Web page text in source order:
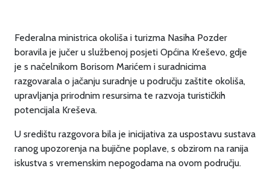
Federalna ministrica okoliša i turizma Nasiha Pozder
boravila je jučer u službenoj posjeti Općina Kreševo, gdje
je s načelnikom Borisom Marićem i suradnicima
razgovarala o jačanju suradnje u području zaštite okoliša,
upravljanja prirodnim resursima te razvoja turističkih
potencijala Kreševa.
U središtu razgovora bila je inicijativa za uspostavu sustava
ranog upozorenja na bujične poplave, s obzirom na ranija
iskustva s vremenskim nepogodama na ovom području.